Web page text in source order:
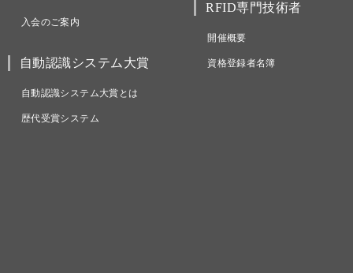
入会のご案内
自動認識システム大賞
自動認識システム大賞とは
歴代受賞システム
RFID専門技術者
開催概要
資格登録者名簿